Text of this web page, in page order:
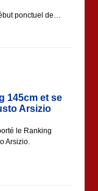
ponctuel de…
145cm et se
Arsizio
le Ranking
Arsizio.